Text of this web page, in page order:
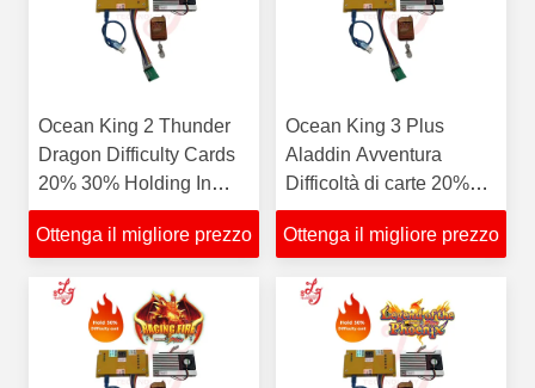
Ocean King 2 Thunder
Dragon Difficulty Cards
20% 30% Holding In
vendita
Ottenga il migliore prezzo
Ocean King 3 Plus
Aladdin Avventura
Difficoltà di carte 20%
30% Tenendo in vendita
Ottenga il migliore prezzo